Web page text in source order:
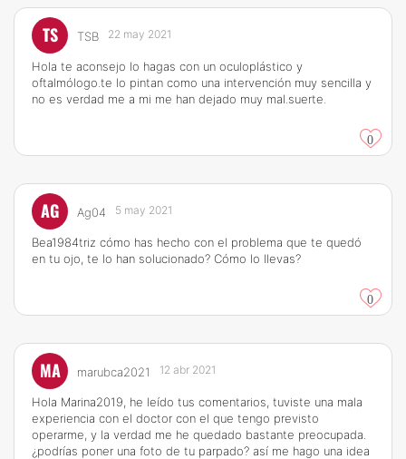
TS TSB 22 may 2021
Hola te aconsejo lo hagas con un oculoplástico y
oftalmólogo.te lo pintan como una intervención muy sencilla y
no es verdad me a mi me han dejado muy mal.suerte.
0
AG Ag04 5 may 2021
Bea1984triz cómo has hecho con el problema que te quedó
en tu ojo, te lo han solucionado? Cómo lo llevas?
0
MA marubca2021 12 abr 2021
Hola Marina2019, he leído tus comentarios, tuviste una mala
experiencia con el doctor con el que tengo previsto
operarme, y la verdad me he quedado bastante preocupada.
¿podrías poner una foto de tu parpado? así me hago una idea